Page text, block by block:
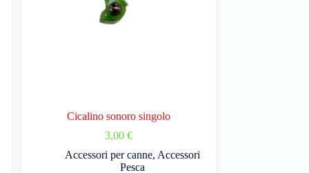
Cicalino sonoro singolo
3,00€
Accessori per canne, Accessori
Pesca